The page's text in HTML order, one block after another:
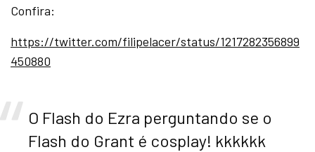
Confira:
https://twitter.com/filipelacer/status/1217282356899
450880
O Flash do Ezra perguntando se o
Flash do Grant é cosplay! kkkkkk